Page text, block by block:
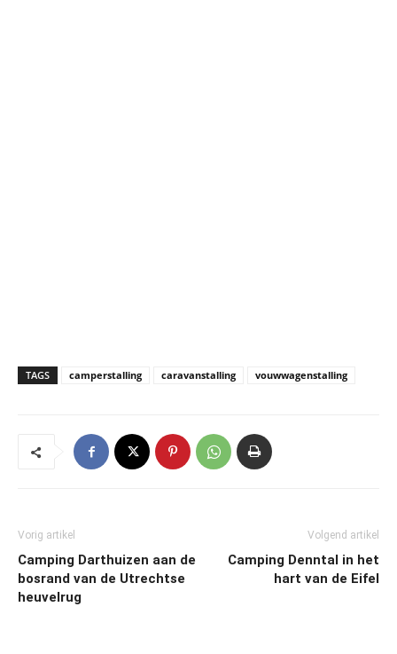
TAGS camperstalling caravanstalling vouwwagenstalling
Vorig artikel
Camping Darthuizen aan de
bosrand van de Utrechtse
heuvelrug
Volgend artikel
Camping Denntal in het
hart van de Eifel